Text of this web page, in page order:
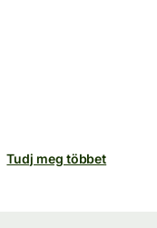
Tudj meg többet